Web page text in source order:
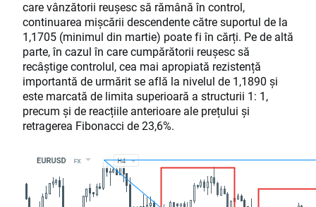
care vânzătorii reușesc să rămână în control,
continuarea mișcării descendente către suportul de la
1,1705 (minimul din martie) poate fi în cărți. Pe de altă
parte, în cazul în care cumpărătorii reușesc să
recâștige controlul, cea mai apropiată rezistență
importantă de urmărit se află la nivelul de 1,1890 și
este marcată de limita superioară a structurii 1: 1,
precum și de reacțiile anterioare ale prețului și
retragerea Fibonacci de 23,6%.